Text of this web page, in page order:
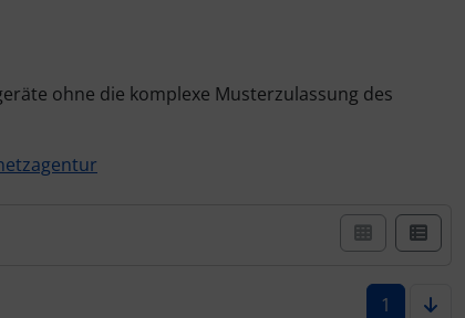
ohne die komplexe Musterzulassung des
1